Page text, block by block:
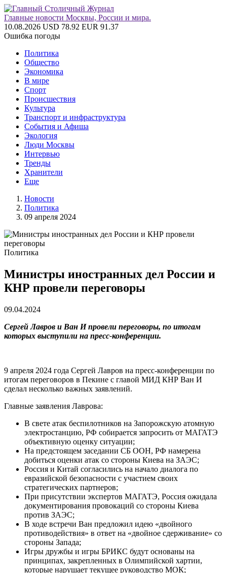
Главные новости Москвы, России и мира.
10.08.2026 USD 78.92 EUR 91.37
Ошибка погоды
Политика
Общество
Экономика
В мире
Спорт
Происшествия
Культура
Транспорт и инфраструктура
События и Афиша
Экология
Люди Москвы
Интервью
Тренды
Хранители
Еще
Новости
Политика
09 апреля 2024
Политика
Министры иностранных дел России и
КНР провели переговоры
09.04.2024
Сергей Лавров и Ван И провели переговоры, по итогам
которых выступили на пресс-конференции.
9 апреля 2024 года Сергей Лавров на пресс-конференции по
итогам переговоров в Пекине с главой МИД КНР Ван И
сделал несколько важных заявлений.
Главные заявления Лаврова:
В свете атак беспилотников на Запорожскую атомную
электростанцию, РФ собирается запросить от МАГАТЭ
объективную оценку ситуации;
На предстоящем заседании СБ ООН, РФ намерена
добиться оценки атак со стороны Киева на ЗАЭС;
Россия и Китай согласились на начало диалога по
евразийской безопасности с участием своих
стратегических партнеров;
При присутствии экспертов МАГАТЭ, Россия ожидала
документирования провокаций со стороны Киева
против ЗАЭС;
В ходе встречи Ван предложил идею «двойного
противодействия» в ответ на «двойное сдерживание» со
стороны Запада;
Игры дружбы и игры БРИКС будут основаны на
принципах, закрепленных в Олимпийской хартии,
которые нарушает текущее руководство МОК;